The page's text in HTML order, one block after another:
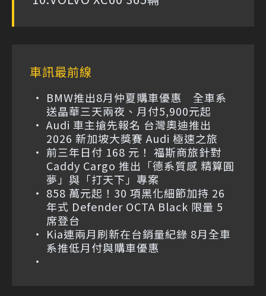
車訊最前線
BMW推出8月仲夏購車優惠 全車系
送晶華三天兩夜、月付5,900元起
Audi 車主搶先報名 台灣奧迪推出
2026 新加坡大獎賽 Audi 極速之旅
前三年日付 168 元！ 福斯商旅針對
Caddy Cargo 推出「德系質感 精算圓
夢」與「打天下」專案
858 萬元起！30 項黑化細節加持 26
年式 Defender OCTA Black 限量 5
席登台
Kia連兩月刷新在台銷量紀錄 8月全車
系推低月付與購車優惠